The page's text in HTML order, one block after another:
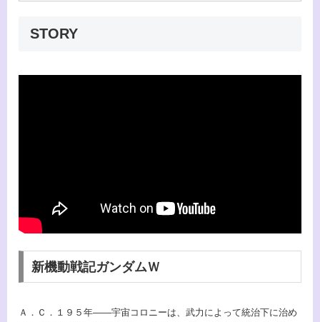
STORY
新機動戦記ガンダムＷ
Ａ．Ｃ．１９５年――宇宙コロニーは、武力によって統治下に治め